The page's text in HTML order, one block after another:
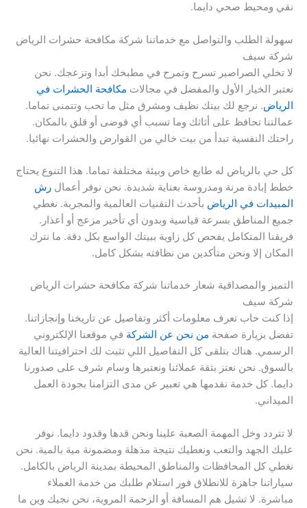
نقي ومحيط صحي دايما.
سهولة الطلب والتواصل مع خدماتنا شركة مكافحة حشرات الرياض
شركة سيف
لا تخلي الصراصير تسرح وتمرح في مطبخك أبدا وتزعجك. نحن
نعتبر الخيار الأول والمفضل في مجالات مكافحة الحشرات في
الرياض. نرجع لك بيتك نظيف ومشرق مثل ما تحب وتتمنى تماما.
عمالتنا تحافظ على أثاثك وما تسبب أي فوضى أو قلق بالمكان.
راحتك النفسية تبدأ من بيت خالي من القوارض والحشرات نهائيا.
كل حي بالرياض له طابع خاص وبيئة مختلفة تماما. هذا التنوع يحتاج
خطط إبادة مرنة ومدروسة بعناية شديدة. نحن نوفر أعمال رش
المبيدات في الرياض بأحدث التقنيات العالمية والمجربة. نغطي
جميع المناطق بسرعة قياسية وبدون أي تأخير مزعج أو أعذار.
فريقنا المتكامل يفحص كل زاوية ببيتك الواسع بكل دقة. ما نترك
المكان إلا ونحن متأكدين من نظافته بشكل كامل.
التميز والمصداقية شعار خدماتنا شركة مكافحة حشرات الرياض
شركة سيف
إذا كنت حاب تعرف معلومات أكثر وتفاصيل عن تاريخنا وإنجازاتنا.
تفضل بزيارة صفحة من نحن عن الشركة في موقعنا الإلكتروني
الرسمي. هناك بتلقى كل التفاصيل اللي تثبت لك احترافيتنا العالية
بالسوق. نحن نعتز بثقة عملائنا ونعتبرها وسام شرف على صدورنا
دايما. كل خدمة نقدمها هي تعبير عن مدى التزامنا بجودة العمل
الميداني.
لا تتردد وخل المهمة الصعبة علينا ونحن قدها وقدود دايما. نوفر
عليك الجهد والتعب ونعطيك نتيجة مذهلة ومضمونة مية بالمية. نحن
نغطي كل المحافظات والمناطق المحيطة بمدينة الرياض بالكامل.
سياراتنا جاهزة للانطلاق فور استلام طلبك من خدمة العملاء
مباشرة. لا تشيل هم المسافة أو الزحمة المروية، نحن نجيك وين ما